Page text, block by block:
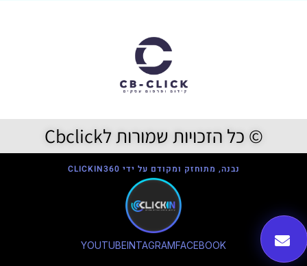
© כל הזכויות שמורות לCbclick
נבנה, מתוחזק ומקודם על ידי CLICKIN360
FACEBOOK
INTAGRAM
YOUTUBE